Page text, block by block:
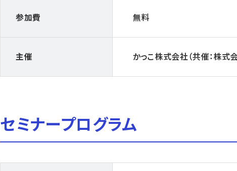
参加費 無料
主催 かっこ株式会社（共催：株式
セミナープログラム